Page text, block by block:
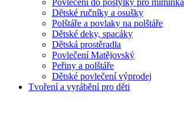
Povlečení do postýlky pro miminka
Dětské ručníky a osušky
Polštáře a povlaky na polštáře
Dětské deky, spacáky
Dětská prostěradla
Povlečení Matějovský
Peřiny a polštáře
Dětské povlečení výprodej
Tvoření a vyrábění pro děti